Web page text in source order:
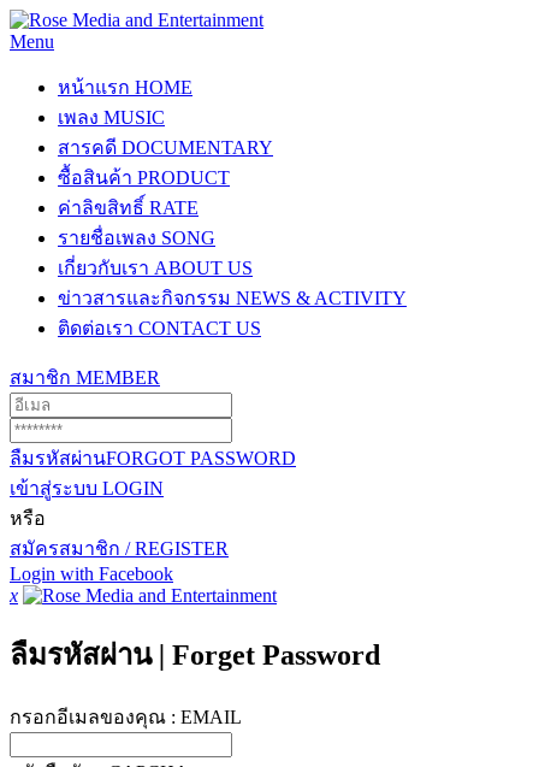
Menu
หน้าแรก HOME
เพลง MUSIC
สารคดี DOCUMENTARY
ซื้อสินค้า PRODUCT
ค่าลิขสิทธิ์ RATE
รายชื่อเพลง SONG
เกี่ยวกับเรา ABOUT US
ข่าวสารและกิจกรรม NEWS & ACTIVITY
ติดต่อเรา CONTACT US
สมาชิก MEMBER
ลืมรหัสผ่านFORGOT PASSWORD
เข้าสู่ระบบ LOGIN
หรือ
สมัครสมาชิก / REGISTER
Login with Facebook
x
ลืมรหัสผ่าน | Forget Password
กรอกอีเมลของคุณ : EMAIL